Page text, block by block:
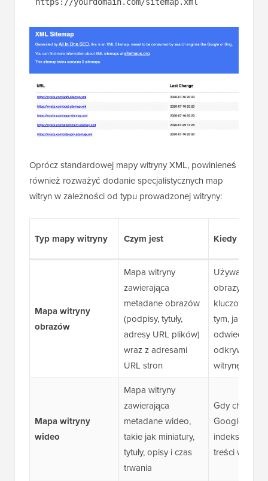
Oprócz standardowej mapy witryny XML, powinieneś
również rozważyć dodanie specjalistycznych map
witryn w zależności od typu prowadzonej witryny:
Typ mapy witryny Czym jest Kiedy jej
Mapa witryny
obrazów
Mapa witryny
zawierająca
metadane obrazów
(podpisy, tytuły,
adresy URL plików)
wraz z adresami
URL stron
Używaj jej,
obrazy
kluczową
tym, jak
odwiedzający
odkrywają
witrynę
Mapa witryny
wideo
Mapa witryny
zawierająca
metadane wideo,
takie jak miniatury,
tytuły, opisy i czas
trwania
Gdy chcesz,
Google
indeksował
treści wideo